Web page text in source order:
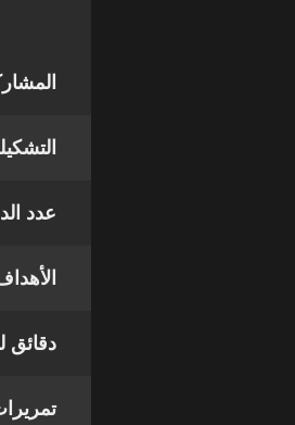
عدد